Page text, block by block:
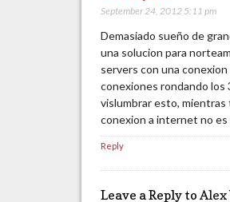
September 24, 2012 5:11 pm
Demasiado sueño de
una solucion para
servers con una
conexiones rondando los
vislumbrar esto,
conexion a internet no
Reply
Leave a Reply toAlex